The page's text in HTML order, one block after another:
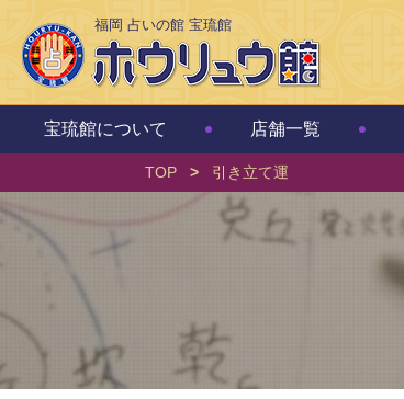
福岡 占いの館 宝琉館
宝琉館について 店舗一覧
TOP > 引き立て運